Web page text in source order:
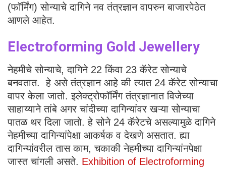
(फॉर्मिंग) सोन्याचे दागिने नव तंत्रज्ञान वापरुन बाजारपेठेत
आणले आहेत.
Electroforming Gold Jewellery
नेहमीचे सोन्याचे, दागिने 22 किंवा 23 कॅरेट सोन्याचे
बनवतात. हे असे तंत्रज्ञान आहे की त्यात 24 कॅरेट सोन्याचा
वापर केला जातो. इलेक्ट्रोफॉर्मिंग तंत्रज्ञानात विजेच्या
साहाय्याने तांबे अगर चांदीच्या दागिन्यांवर खऱ्या सोन्याचा
पातळ थर दिला जातो. हे सोने 24 कॅरेटचे असल्यामुळे दागिने
नेहमीच्या दागिन्यांपेक्षा आकर्षक व देखणे असतात. ह्या
दागिन्यांवरील तास काम, चकाकी नेहमीच्या दागिन्यांनपेक्षा
जास्त चांगली असते. Exhibition of Electroforming